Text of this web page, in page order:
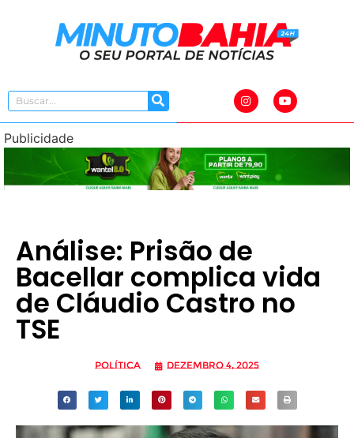
Publicidade
Análise: Prisão de
Bacellar complica vida
de Cláudio Castro no
TSE
Política dezembro 4, 2025